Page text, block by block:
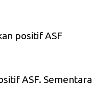
positif ASF
ASF. Sementara